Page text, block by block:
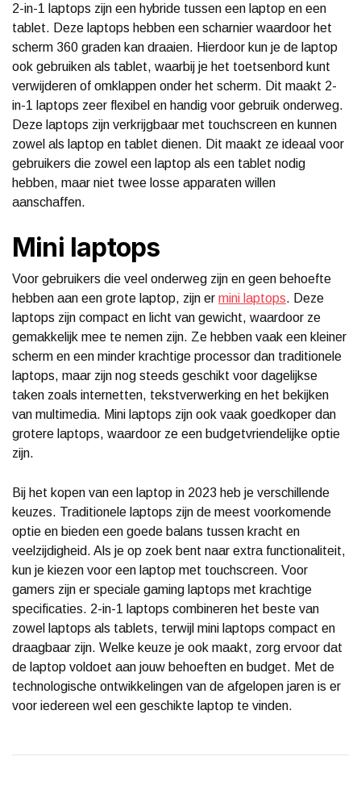
2-in-1 laptops zijn een hybride tussen een laptop en een
tablet. Deze laptops hebben een scharnier waardoor het
scherm 360 graden kan draaien. Hierdoor kun je de laptop
ook gebruiken als tablet, waarbij je het toetsenbord kunt
verwijderen of omklappen onder het scherm. Dit maakt 2-
in-1 laptops zeer flexibel en handig voor gebruik onderweg.
Deze laptops zijn verkrijgbaar met touchscreen en kunnen
zowel als laptop en tablet dienen. Dit maakt ze ideaal voor
gebruikers die zowel een laptop als een tablet nodig
hebben, maar niet twee losse apparaten willen
aanschaffen.
Mini laptops
Voor gebruikers die veel onderweg zijn en geen behoefte
hebben aan een grote laptop, zijn er mini laptops. Deze
laptops zijn compact en licht van gewicht, waardoor ze
gemakkelijk mee te nemen zijn. Ze hebben vaak een kleiner
scherm en een minder krachtige processor dan traditionele
laptops, maar zijn nog steeds geschikt voor dagelijkse
taken zoals internetten, tekstverwerking en het bekijken
van multimedia. Mini laptops zijn ook vaak goedkoper dan
grotere laptops, waardoor ze een budgetvriendelijke optie
zijn.
Bij het kopen van een laptop in 2023 heb je verschillende
keuzes. Traditionele laptops zijn de meest voorkomende
optie en bieden een goede balans tussen kracht en
veelzijdigheid. Als je op zoek bent naar extra functionaliteit,
kun je kiezen voor een laptop met touchscreen. Voor
gamers zijn er speciale gaming laptops met krachtige
specificaties. 2-in-1 laptops combineren het beste van
zowel laptops als tablets, terwijl mini laptops compact en
draagbaar zijn. Welke keuze je ook maakt, zorg ervoor dat
de laptop voldoet aan jouw behoeften en budget. Met de
technologische ontwikkelingen van de afgelopen jaren is er
voor iedereen wel een geschikte laptop te vinden.